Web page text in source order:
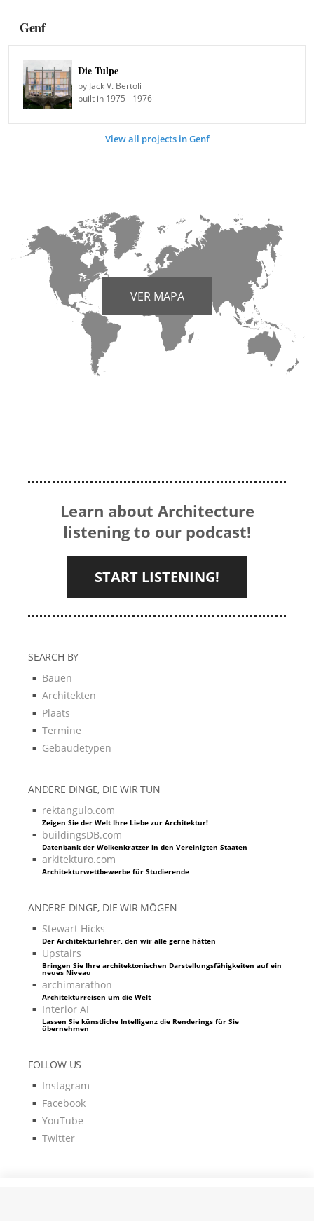
Genf
Die Tulpe
by Jack V. Bertoli
built in 1975 - 1976
View all projects in Genf
VER MAPA
Learn about Architecture
listening to our podcast!
START LISTENING!
SEARCH BY
Bauen
Architekten
Plaats
Termine
Gebäudetypen
ANDERE DINGE, DIE WIR TUN
rektangulo.com
Zeigen Sie der Welt Ihre Liebe zur Architektur!
buildingsDB.com
Datenbank der Wolkenkratzer in den Vereinigten Staaten
arkitekturo.com
Architekturwettbewerbe für Studierende
ANDERE DINGE, DIE WIR MÖGEN
Stewart Hicks
Der Architekturlehrer, den wir alle gerne hätten
Upstairs
Bringen Sie Ihre architektonischen Darstellungsfähigkeiten auf ein
neues Niveau
archimarathon
Architekturreisen um die Welt
Interior AI
Lassen Sie künstliche Intelligenz die Renderings für Sie
übernehmen
FOLLOW US
Instagram
Facebook
YouTube
Twitter